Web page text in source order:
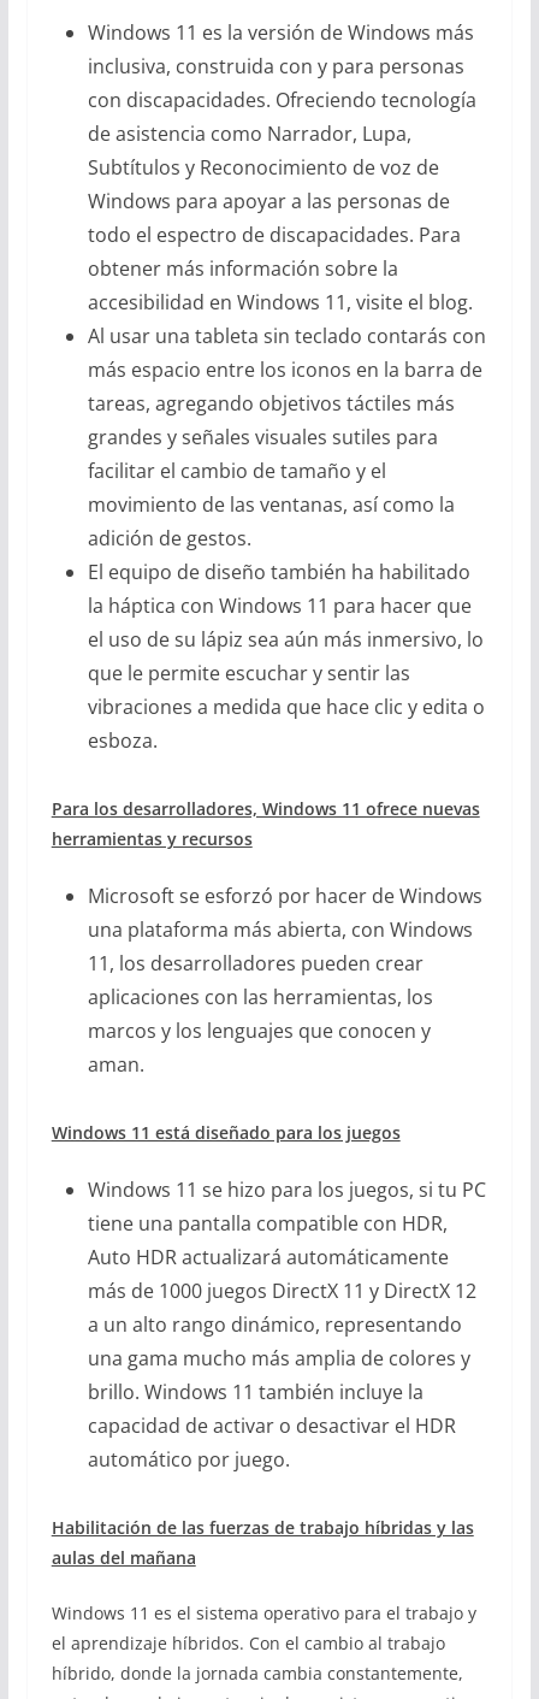
Windows 11 es la versión de Windows más
inclusiva, construida con y para personas
con discapacidades. Ofreciendo tecnología
de asistencia como Narrador, Lupa,
Subtítulos y Reconocimiento de voz de
Windows para apoyar a las personas de
todo el espectro de discapacidades. Para
obtener más información sobre la
accesibilidad en Windows 11, visite el blog.
Al usar una tableta sin teclado contarás con
más espacio entre los iconos en la barra de
tareas, agregando objetivos táctiles más
grandes y señales visuales sutiles para
facilitar el cambio de tamaño y el
movimiento de las ventanas, así como la
adición de gestos.
El equipo de diseño también ha habilitado
la háptica con Windows 11 para hacer que
el uso de su lápiz sea aún más inmersivo, lo
que le permite escuchar y sentir las
vibraciones a medida que hace clic y edita o
esboza.
Para los desarrolladores, Windows 11 ofrece nuevas
herramientas y recursos
Microsoft se esforzó por hacer de Windows
una plataforma más abierta, con Windows
11, los desarrolladores pueden crear
aplicaciones con las herramientas, los
marcos y los lenguajes que conocen y
aman.
Windows 11 está diseñado para los juegos
Windows 11 se hizo para los juegos, si tu PC
tiene una pantalla compatible con HDR,
Auto HDR actualizará automáticamente
más de 1000 juegos DirectX 11 y DirectX 12
a un alto rango dinámico, representando
una gama mucho más amplia de colores y
brillo. Windows 11 también incluye la
capacidad de activar o desactivar el HDR
automático por juego.
Habilitación de las fuerzas de trabajo híbridas y las
aulas del mañana
Windows 11 es el sistema operativo para el trabajo y
el aprendizaje híbridos. Con el cambio al trabajo
híbrido, donde la jornada cambia constantemente,